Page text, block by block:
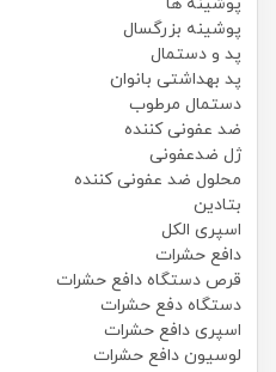
پوشینه بزرگسال
پد و دستمال
پد بهداشتی بانوان
دستمال مرطوب
ضد عفونی کننده
ژل ضدعفونی
محلول ضد عفونی کننده
بتادین
اسپری الکل
دافع حشرات
قرص دستگاه دافع حشرات
دستگاه دفع حشرات
اسپری دافع حشرات
لوسیون دافع حشرات